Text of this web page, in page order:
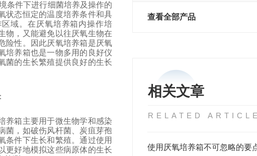
查看全部产品
相关文章
RELATED
使用厌氧培养箱不可忽略的要
件下进行细菌培养及操作的
状态恒定的温度培养条件和具
域。在厌氧培养箱内操作培
物，又能避免以往厌氧生物在
险性。因此厌氧培养箱是厌氧
培养箱也是一物多用的良好仪
菌的生长繁殖提供良好的生长
养箱主要用于微生物学和感染
菌，如破伤风杆菌、炭疽芽孢
条件下生长和繁殖。通过使用
更好地模拟这些病原体的生长